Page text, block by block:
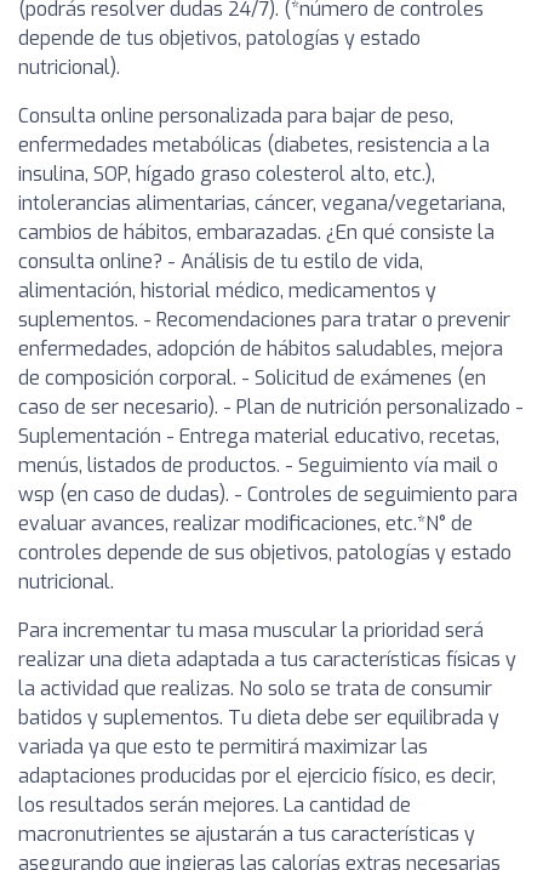
(podrás resolver dudas 24/7). (*número de controles
depende de tus objetivos, patologías y estado
nutricional).
Consulta online personalizada para bajar de peso,
enfermedades metabólicas (diabetes, resistencia a la
insulina, SOP, hígado graso colesterol alto, etc.),
intolerancias alimentarias, cáncer, vegana/vegetariana,
cambios de hábitos, embarazadas. ¿En qué consiste la
consulta online? - Análisis de tu estilo de vida,
alimentación, historial médico, medicamentos y
suplementos. - Recomendaciones para tratar o prevenir
enfermedades, adopción de hábitos saludables, mejora
de composición corporal. - Solicitud de exámenes (en
caso de ser necesario). - Plan de nutrición personalizado -
Suplementación - Entrega material educativo, recetas,
menús, listados de productos. - Seguimiento vía mail o
wsp (en caso de dudas). - Controles de seguimiento para
evaluar avances, realizar modificaciones, etc.*N° de
controles depende de sus objetivos, patologías y estado
nutricional.
Para incrementar tu masa muscular la prioridad será
realizar una dieta adaptada a tus características físicas y
la actividad que realizas. No solo se trata de consumir
batidos y suplementos. Tu dieta debe ser equilibrada y
variada ya que esto te permitirá maximizar las
adaptaciones producidas por el ejercicio físico, es decir,
los resultados serán mejores. La cantidad de
macronutrientes se ajustarán a tus características y
asegurando que ingieras las calorías extras necesarias